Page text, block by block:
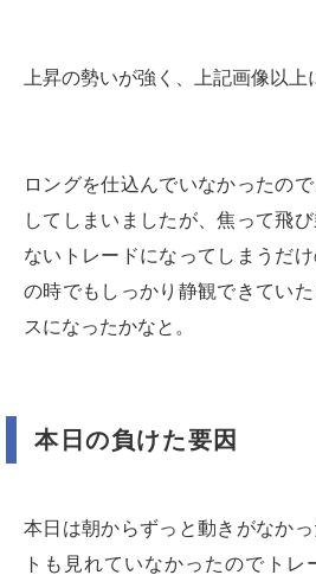
上昇の勢いが強く、上記画像以上
ロングを仕込んでいなかったの
してしまいましたが、焦って飛
ないトレードになってしまうだ
の時でもしっかり静観できてい
スになったかなと。
本日の負けた要因
本日は朝からずっと動きがなか
トも見れていなかったのでトレ